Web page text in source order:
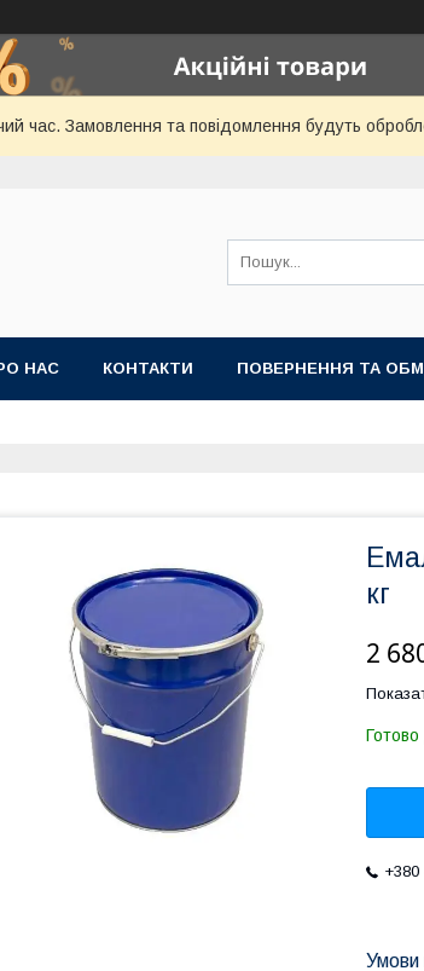
час. Замовлення та повідомлення будуть
НАС КОНТАКТИ ПОВЕРНЕННЯ ТА
кг
2
Готово
+380